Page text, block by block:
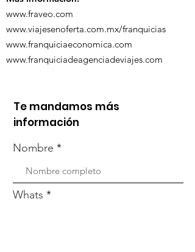
www.fraveo.com
www.viajesenoferta.com.mx/franquicias
www.franquiciaeconomica.com
www.franquiciadeagenciadeviajes.com
Te mandamos más
información
Nombre
Whats